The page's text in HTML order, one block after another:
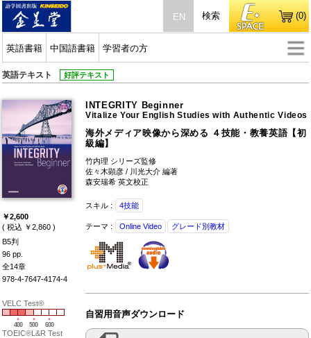
EN
英語書籍 中国語書籍 学習者の方
検索 (0)
英語テキスト 好評テキスト
￥2,600
( 税込 ￥2,860 )
B5判
96 pp.
全14章
978-4-7647-4174-4
VELC Test®
400 500 600
TOEIC®L&R Test
INTEGRITY Beginner
Vitalize Your English Studies with Authentic Videos
海外メディア映像から深める ４技能・教養英語【初
級編】
竹内理 シリーズ監修
佐々木顕彦 / 川光大介 編著
森安瑞希 英文校正
スキル : 4技能
テーマ : Online Video グレード別教材
自習用音声ダウンロード